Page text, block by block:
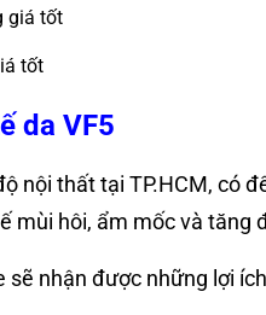
tốt
da VF5
nội thất tại TP.HCM, có
mùi hôi, ẩm mốc và tăng
sẽ nhận được những lợi